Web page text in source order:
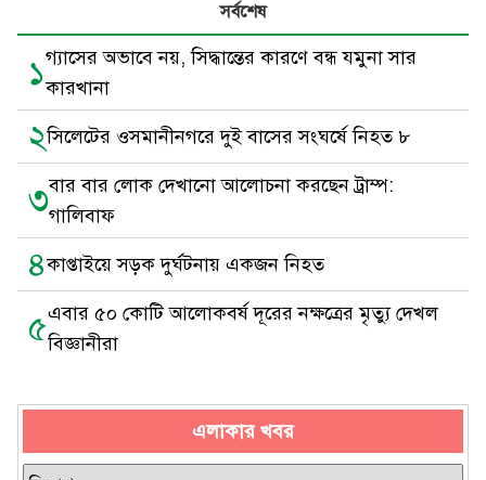
সর্বশেষ
১গ্যাসের অভাবে নয়, সিদ্ধান্তের কারণে বন্ধ যমুনা সার
কারখানা
২সিলেটের ওসমানীনগরে দুই বাসের সংঘর্ষে নিহত ৮
৩বার বার লোক দেখানো আলোচনা করছেন ট্রাম্প:
গালিবাফ
৪কাপ্তাইয়ে সড়ক দুর্ঘটনায় একজন নিহত
৫এবার ৫০ কোটি আলোকবর্ষ দূরের নক্ষত্রের মৃত্যু দেখল
বিজ্ঞানীরা
এলাকার খবর